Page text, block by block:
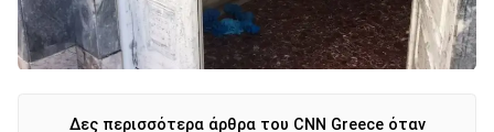
Δες περισσότερα άρθρα του CNN Greece όταν